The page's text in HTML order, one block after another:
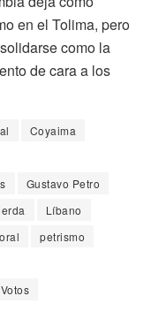
en el Tolima, pero
como la
de cara a los
Coyaima
Gustavo Petro
Líbano
petrismo
Votos